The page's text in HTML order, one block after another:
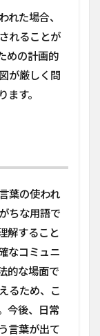
れた場合、
れることが
めの計画的
が厳しく問
す。
葉の使われ
ちな用語で
解すること
なコミュニ
的な場面で
るため、こ
今後、日常
言葉が出て